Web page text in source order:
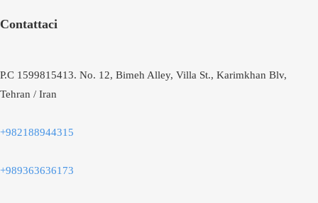
Contattaci
P.C 1599815413. No. 12, Bimeh Alley, Villa St., Karimkhan Blv,
Tehran / Iran
+982188944315
+989363636173